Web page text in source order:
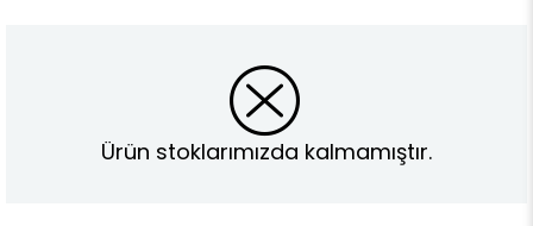
Ürün stoklarımızda kalmamıştır.